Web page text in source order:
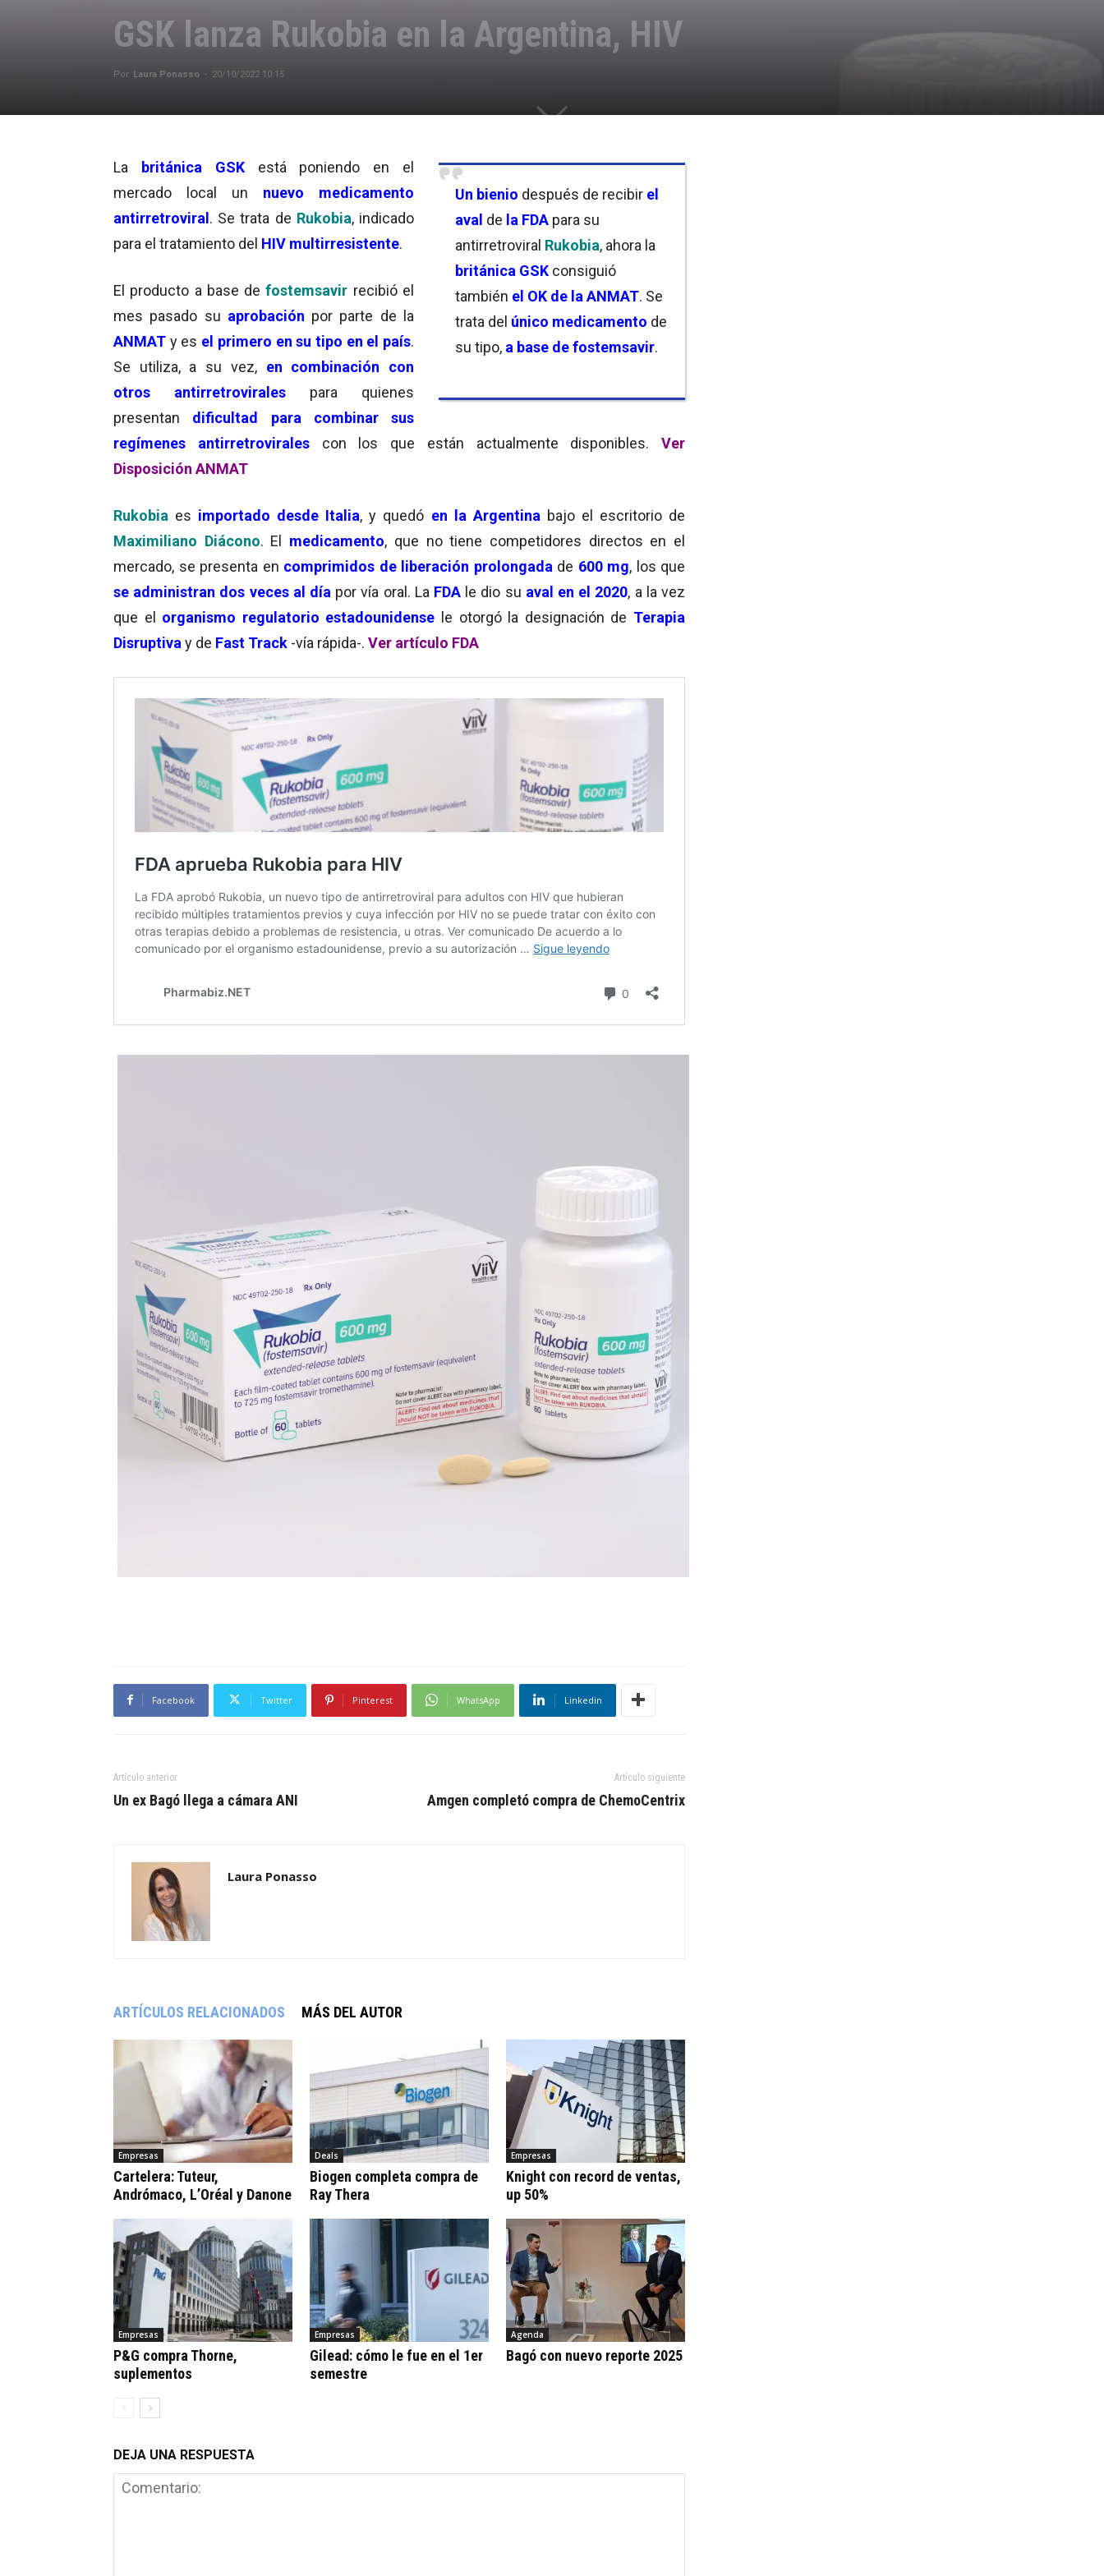
GSK lanza Rukobia en la Argentina, HIV
Por Laura Ponasso - 20/10/2022 10:15
Un bienio después de recibir el
aval de la FDA para su
antirretroviral Rukobia, ahora la
británica GSK consiguió
también el OK de la ANMAT. Se
trata del único medicamento de
su tipo, a base de fostemsavir.
La británica GSKestá poniendo en el
mercado local un nuevo medicamento
antirretroviral. Se trata de Rukobia, indicado
para el tratamiento del HIV multirresistente.
El producto a base defostemsavir recibió el
mes pasado su aprobación por parte de la
ANMAT y es el primero en su tipo en el país.
Se utiliza, a su vez, en combinación con
otros antirretrovirales para quienes
presentan dificultad para combinar sus
regímenes antirretroviralescon los que están actualmente disponibles. Ver
Disposición ANMAT
Rukobia es importado desde Italia, y quedó en la Argentina bajo el escritorio de
Maximiliano Diácono. El medicamento, que no tiene competidores directos en el
mercado, se presenta en comprimidos de liberación prolongada de 600 mg, los que
se administran dos veces al día por vía oral. La FDA le dio su aval en el 2020, a la vez
que el organismo regulatorio estadounidense le otorgó la designación de Terapia
Disruptiva y de Fast Track -vía rápida-. Ver artículo FDA
Facebook Twitter Pinterest WhatsApp Linkedin
Artículo anterior
Un ex Bagó llega a cámara ANI
Artículo siguiente
Amgen completó compra de ChemoCentrix
Laura Ponasso
ARTÍCULOS RELACIONADOS MÁS DEL AUTOR
Empresas
Cartelera: Tuteur,
Andrómaco, L’Oréal y Danone
Deals
Biogen completa compra de
Ray Thera
Empresas
Knight con record de ventas,
up 50%
Empresas
P&G compra Thorne,
suplementos
Empresas
Gilead: cómo le fue en el 1er
semestre
Agenda
Bagó con nuevo reporte 2025
DEJA UNA RESPUESTA